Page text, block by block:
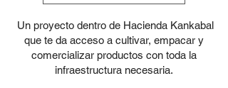
Un proyecto dentro de Hacienda Kankabal
que te da acceso a cultivar, empacar y
comercializar productos con toda la
infraestructura necesaria.